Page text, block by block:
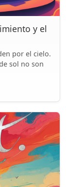
y el
por el cielo.
sol no son